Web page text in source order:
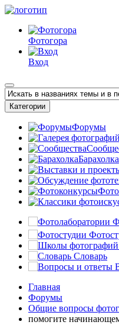
Фотогора
Вход
Категории
Форумы
Барахолка
Словарь
Главная
Форумы
Общие вопросы
помогите